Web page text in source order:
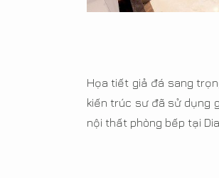
Họa tiết giả đá sang
kiến trúc sư đã sử dụng
nội thất phòng bếp tại